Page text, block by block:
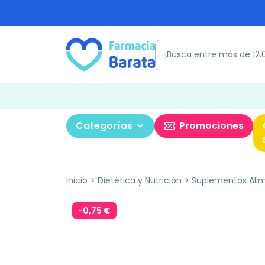
Categorías Promociones
Inicio Dietética y Nutrición Suplementos
-0,75 €